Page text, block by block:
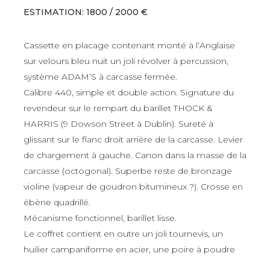
ESTIMATION: 1800 / 2000 €
Cassette en placage contenant monté à l’Anglaise
sur velours bleu nuit un joli révolver à percussion,
système ADAM’S à carcasse fermée.
Calibre 440, simple et double action. Signature du
revendeur sur le rempart du barillet THOCK &
HARRIS (9 Dowson Street à Dublin). Sureté à
glissant sur le flanc droit arrière de la carcasse. Levier
de chargement à gauche. Canon dans la masse de la
carcasse (octogonal). Superbe reste de bronzage
violine (vapeur de goudron bitumineux ?). Crosse en
ébène quadrillé.
Mécanisme fonctionnel, barillet lisse.
Le coffret contient en outre un joli tournevis, un
huilier campaniforme en acier, une poire à poudre